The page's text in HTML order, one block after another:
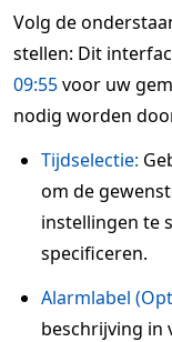
Volg de
stellen: Dit
09:55voor uw
nodig worden
Tijdselectie:
om de
instellingen te
specificeren.
Alarmlabel
beschrijving in